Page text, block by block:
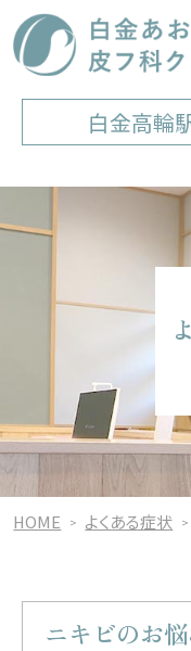
白金あおば皮フ科クリニック
LINE友達登録
Web予約
白金高輪
HOME よくある症状
ニキビのお